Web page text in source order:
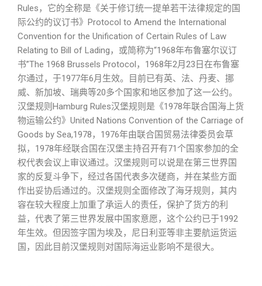
Rules，它的全称是《关于修订统一提单若干法律规定的国
际公约的议订书》Protocol to Amend the International
Convention for the Unification of Certain Rules of Law
Relating to Bill of Lading，或简称为“1968年布鲁塞尔议订
书”The 1968 Brussels Protocol，1968年2月23日在布鲁塞
尔通过，于1977年6月生效。目前已有英、法、丹麦、挪
威、新加坡、瑞典等20多个国家和地区参加了这一公约。
汉堡规则Hamburg Rules汉堡规则是《1978年联合国海上货
物运输公约》United Nations Convention of the Carriage of
Goods by Sea,1978，1976年由联合国贸易法律委员会草
拟，1978年经联合国在汉堡主持召开有71个国家参加的全
权代表会议上审议通过。汉堡规则可以说是在第三世界国
家的反复斗争下，经过各国代表多次磋商，并在某些方面
作出妥协后通过的。汉堡规则全面修改了海牙规则，其内
容在较大程度上加重了承运人的责任，保护了货方的利
益，代表了第三世界发展中国家意愿，这个公约已于1992
年生效。但因签字国为埃及，尼日利亚等非主要航运货运
国，因此目前汉堡规则对国际海运业影响不是很大。